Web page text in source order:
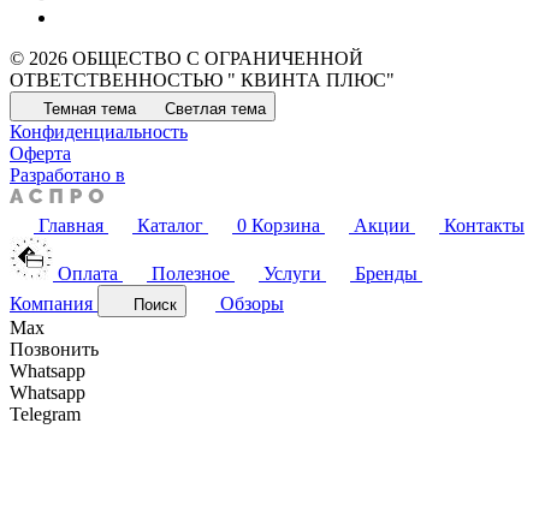
© 2026 ОБЩЕСТВО С ОГРАНИЧЕННОЙ
ОТВЕТСТВЕННОСТЬЮ " КВИНТА ПЛЮС"
Темная тема Светлая тема
Конфиденциальность
Оферта
Разработано в
Главная Каталог 0 Корзина Акции Контакты
Оплата Полезное Услуги
Бренды
Компания
Поиск
Обзоры
Max
Позвонить
Whatsapp
Whatsapp
Telegram